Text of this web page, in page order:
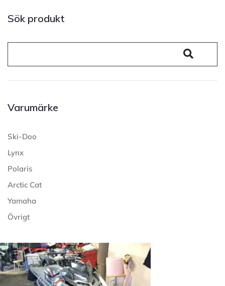
Sök produkt
Varumärke
Ski-Doo
Lynx
Polaris
Arctic Cat
Yamaha
Övrigt